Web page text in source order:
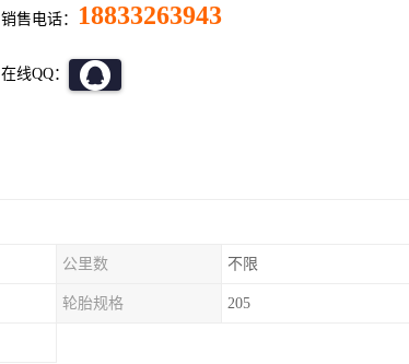
销售电话： 18833263943
在线QQ：
公里数 不限
轮胎规格 205